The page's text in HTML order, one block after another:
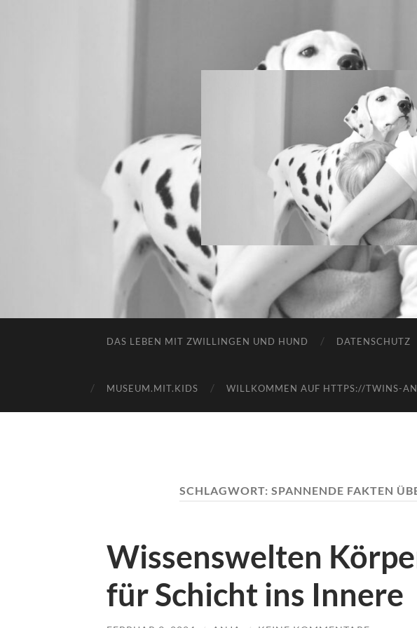
DAS LEBEN MIT ZWILLINGEN UND HUND DATENSCHUTZ
MUSEUM.MIT.KIDS WILLKOMMEN AUF HTTPS://TWINS-
SCHLAGWORT: SPANNENDE FAKTEN
Wissenswelten
für Schicht ins Innere